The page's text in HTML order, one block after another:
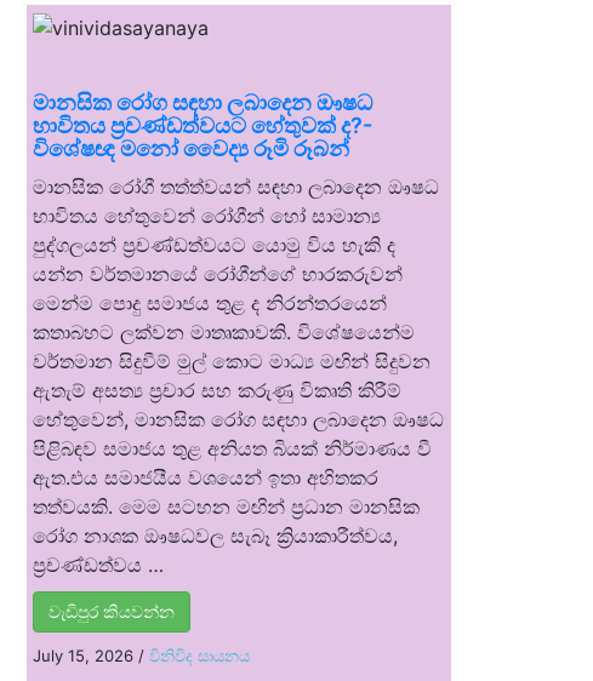
මානසික රෝග සඳහා ලබාදෙන ඖෂධ
භාවිතය ප්‍රචණ්ඩත්වයට හේතුවක් ද?-
විශේෂඥ මනෝ වෛද්‍ය රූමි රූබන්
මානසික රෝගී තත්ත්වයන් සඳහා ලබාදෙන ඖෂධ
භාවිතය හේතුවෙන් රෝගීන් හෝ සාමාන්‍ය
පුද්ගලයන් ප්‍රචණ්ඩත්වයට යොමු විය හැකි ද
යන්න වර්තමානයේ රෝගීන්ගේ භාරකරුවන්
මෙන්ම පොදු සමාජය තුළ ද නිරන්තරයෙන්
කතාබහට ලක්වන මාතෘකාවකි. විශේෂයෙන්ම
වර්තමාන සිදුවීම් මුල් කොට මාධ්‍ය මඟින් සිදුවන
ඇතැම් අසත්‍ය ප්‍රචාර සහ කරුණු විකෘති කිරීම්
හේතුවෙන්, මානසික රෝග සඳහා ලබාදෙන ඖෂධ
පිළිබඳව සමාජය තුළ අනියත බියක් නිර්මාණය වී
ඇත.එය සමාජයීය වශයෙන් ඉතා අහිතකර
තත්වයකි. මෙම සටහන මඟින් ප්‍රධාන මානසික
රෝග නාශක ඖෂධවල සැබෑ ක්‍රියාකාරීත්වය,
ප්‍රචණ්ඩත්වය …
වැඩිපුර කියවන්න
July 15, 2026 / විනිවිද සායනය